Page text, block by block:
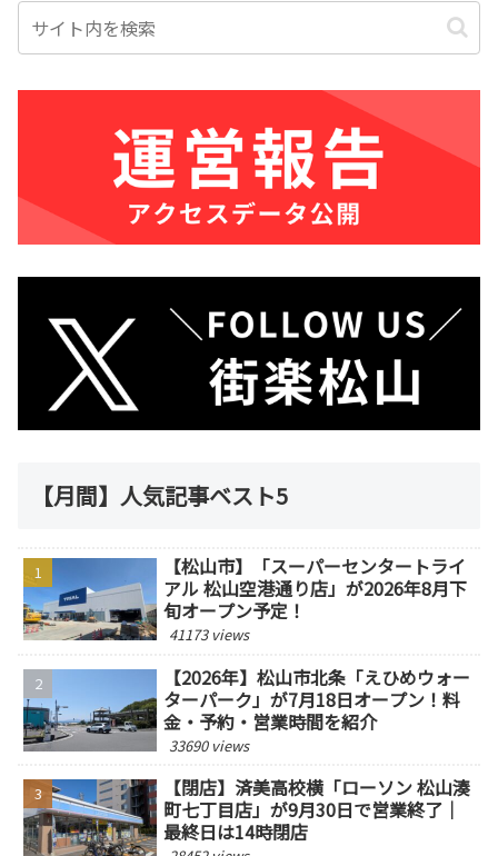
【月間】人気記事ベスト5
【松山市】「スーパーセンタートライ
アル 松山空港通り店」が2026年8月下
旬オープン予定！
41173 views
【2026年】松山市北条「えひめウォー
ターパーク」が7月18日オープン！料
金・予約・営業時間を紹介
33690 views
【閉店】済美高校横「ローソン 松山湊
町七丁目店」が9月30日で営業終了｜
最終日は14時閉店